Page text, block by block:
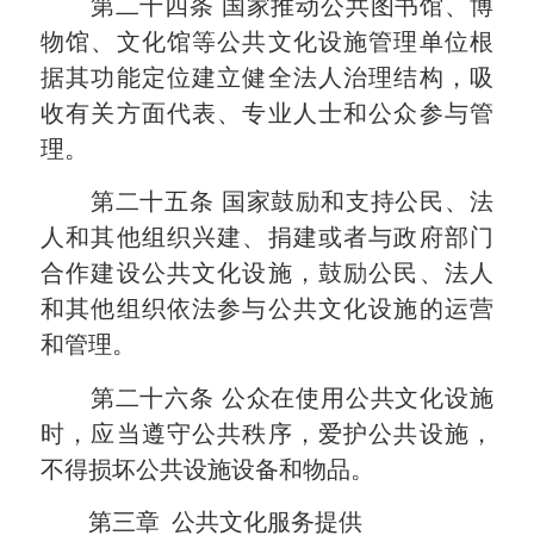
第二十四条 国家推动公共图书馆、博
物馆、文化馆等公共文化设施管理单位根
据其功能定位建立健全法人治理结构，吸
收有关方面代表、专业人士和公众参与管
理。
第二十五条 国家鼓励和支持公民、法
人和其他组织兴建、捐建或者与政府部门
合作建设公共文化设施，鼓励公民、法人
和其他组织依法参与公共文化设施的运营
和管理。
第二十六条 公众在使用公共文化设施
时，应当遵守公共秩序，爱护公共设施，
不得损坏公共设施设备和物品。
第三章 公共文化服务提供